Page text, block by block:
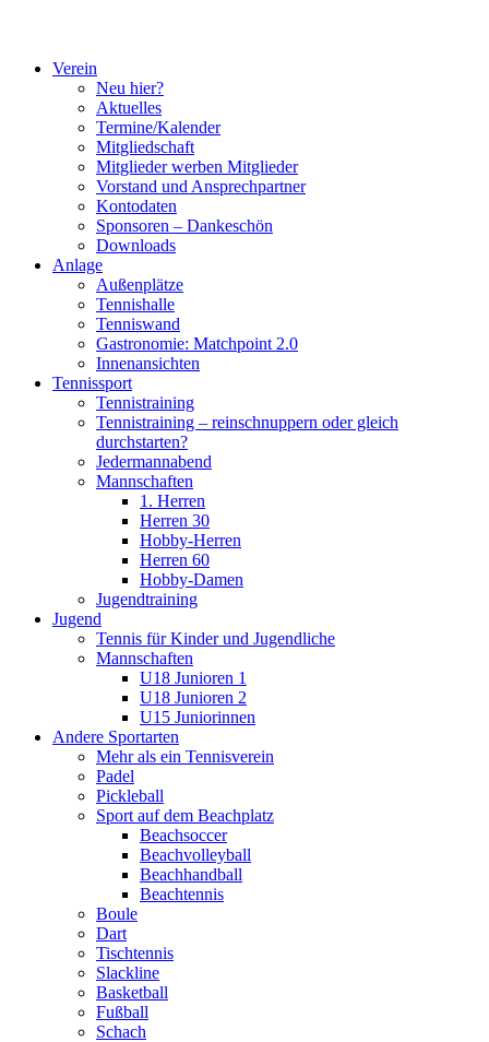
Verein
Neu hier?
Aktuelles
Termine/Kalender
Mitgliedschaft
Mitglieder werben Mitglieder
Vorstand und Ansprechpartner
Kontodaten
Sponsoren – Dankeschön
Downloads
Anlage
Außenplätze
Tennishalle
Tenniswand
Gastronomie: Matchpoint 2.0
Innenansichten
Tennissport
Tennistraining
Tennistraining – reinschnuppern oder gleich
durchstarten?
Jedermannabend
Mannschaften
1. Herren
Herren 30
Hobby-Herren
Herren 60
Hobby-Damen
Jugendtraining
Jugend
Tennis für Kinder und Jugendliche
Mannschaften
U18 Junioren 1
U18 Junioren 2
U15 Juniorinnen
Andere Sportarten
Mehr als ein Tennisverein
Padel
Pickleball
Sport auf dem Beachplatz
Beachsoccer
Beachvolleyball
Beachhandball
Beachtennis
Boule
Dart
Tischtennis
Slackline
Basketball
Fußball
Schach